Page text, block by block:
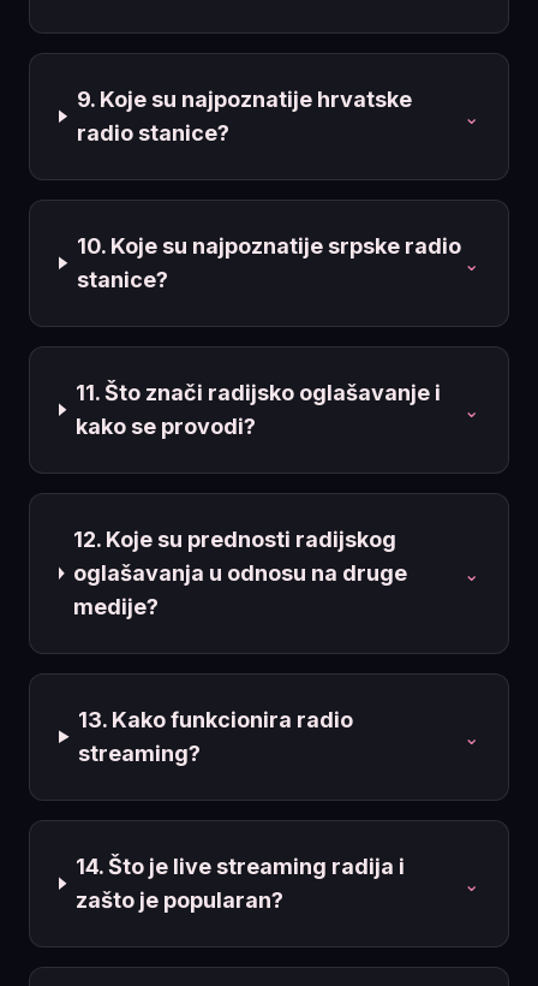
9. Koje su najpoznatije hrvatske
radio stanice?
⌄
10. Koje su najpoznatije srpske radio
stanice?
⌄
11. Što znači radijsko oglašavanje i
kako se provodi?
⌄
12. Koje su prednosti radijskog
oglašavanja u odnosu na druge
medije?
⌄
13. Kako funkcionira radio
streaming?
⌄
14. Što je live streaming radija i
zašto je popularan?
⌄